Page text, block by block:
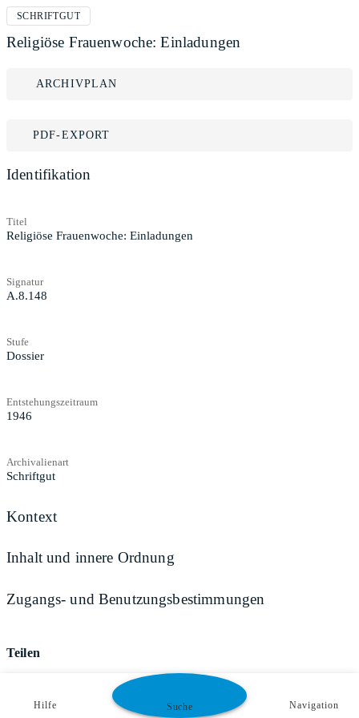
SCHRIFTGUT
Religiöse Frauenwoche: Einladungen
ARCHIVPLAN
PDF-EXPORT
Identifikation
Titel
Religiöse Frauenwoche: Einladungen
Signatur
A.8.148
Stufe
Dossier
Entstehungszeitraum
1946
Archivalienart
Schriftgut
Kontext
Inhalt und innere Ordnung
Zugangs- und Benutzungsbestimmungen
Teilen
Hilfe Suche Navigation